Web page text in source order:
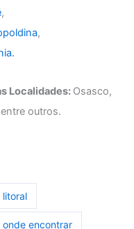
,
,
Localidades: Osasco,
outros.
litoral
encontrar